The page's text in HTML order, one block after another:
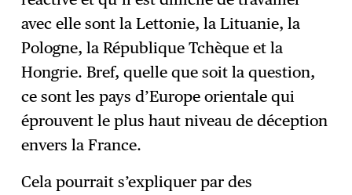
avec elle sont la Lettonie, la Lituanie, la
Pologne, la République Tchèque et la
Hongrie. Bref, quelle que soit la question,
ce sont les pays d’Europe orientale qui
éprouvent le plus haut niveau de déception
envers la France.
Cela pourrait s’expliquer par des